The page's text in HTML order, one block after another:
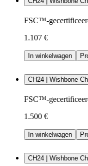
FSC™-
1.107 €
In winkelwagen
CH24 | Wishbone
FSC™-
1.500 €
In winkelwagen
CH24 | Wishbone